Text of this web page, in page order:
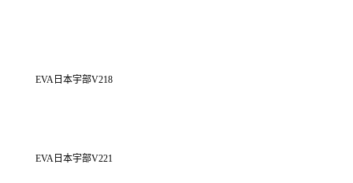
EVA 日本宇部V218
EVA 日本宇部V221